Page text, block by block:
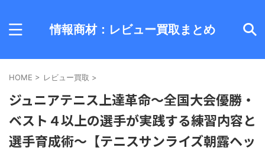
情報商材：レビュー買取まとめ
HOME > レビュー買取 >
ジュニアテニス上達革命～全国大会優勝・
ベスト４以上の選手が実践する練習内容と
選手育成術～【テニスサンライズ朝露ヘッ